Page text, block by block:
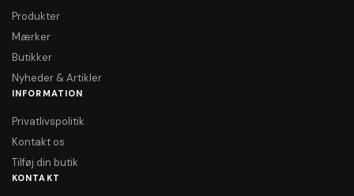
Produkter
Mærker
Butikker
Nyheder & Artikler
INFORMATION
Privatlivspolitik
Kontakt os
Tilføj din butik
KONTAKT